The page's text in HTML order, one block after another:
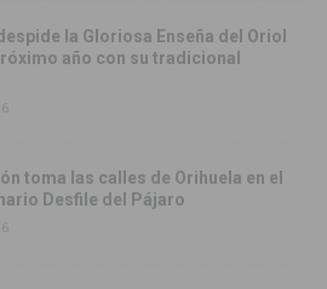
la Gloriosa Enseña del Oriol
año con su tradicional
toma las calles de Orihuela en el
Desfile del Pájaro